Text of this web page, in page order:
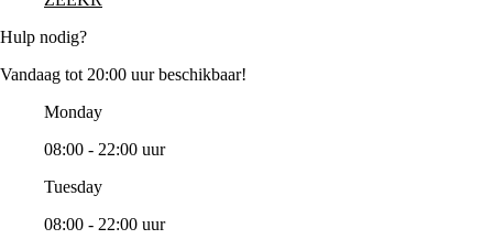
Hulp nodig?
Vandaag tot 20:00 uur beschikbaar!
Monday
08:00 - 22:00 uur
Tuesday
08:00 - 22:00 uur